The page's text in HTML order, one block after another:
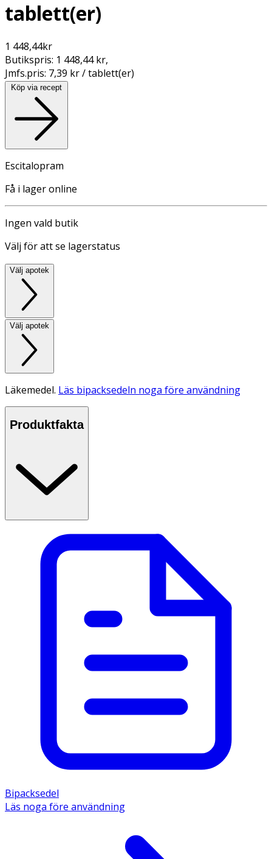
tablett(er)
1 448,44kr
Butikspris: 1 448,44 kr,
Jmfs.pris: 7,39 kr / tablett(er)
Köp via recept
Escitalopram
Få i lager online
Ingen vald butik
Välj för att se lagerstatus
Välj apotek
Välj apotek
Läkemedel. Läs bipacksedeln noga före användning
Produktfakta
Bipacksedel
Läs noga före användning